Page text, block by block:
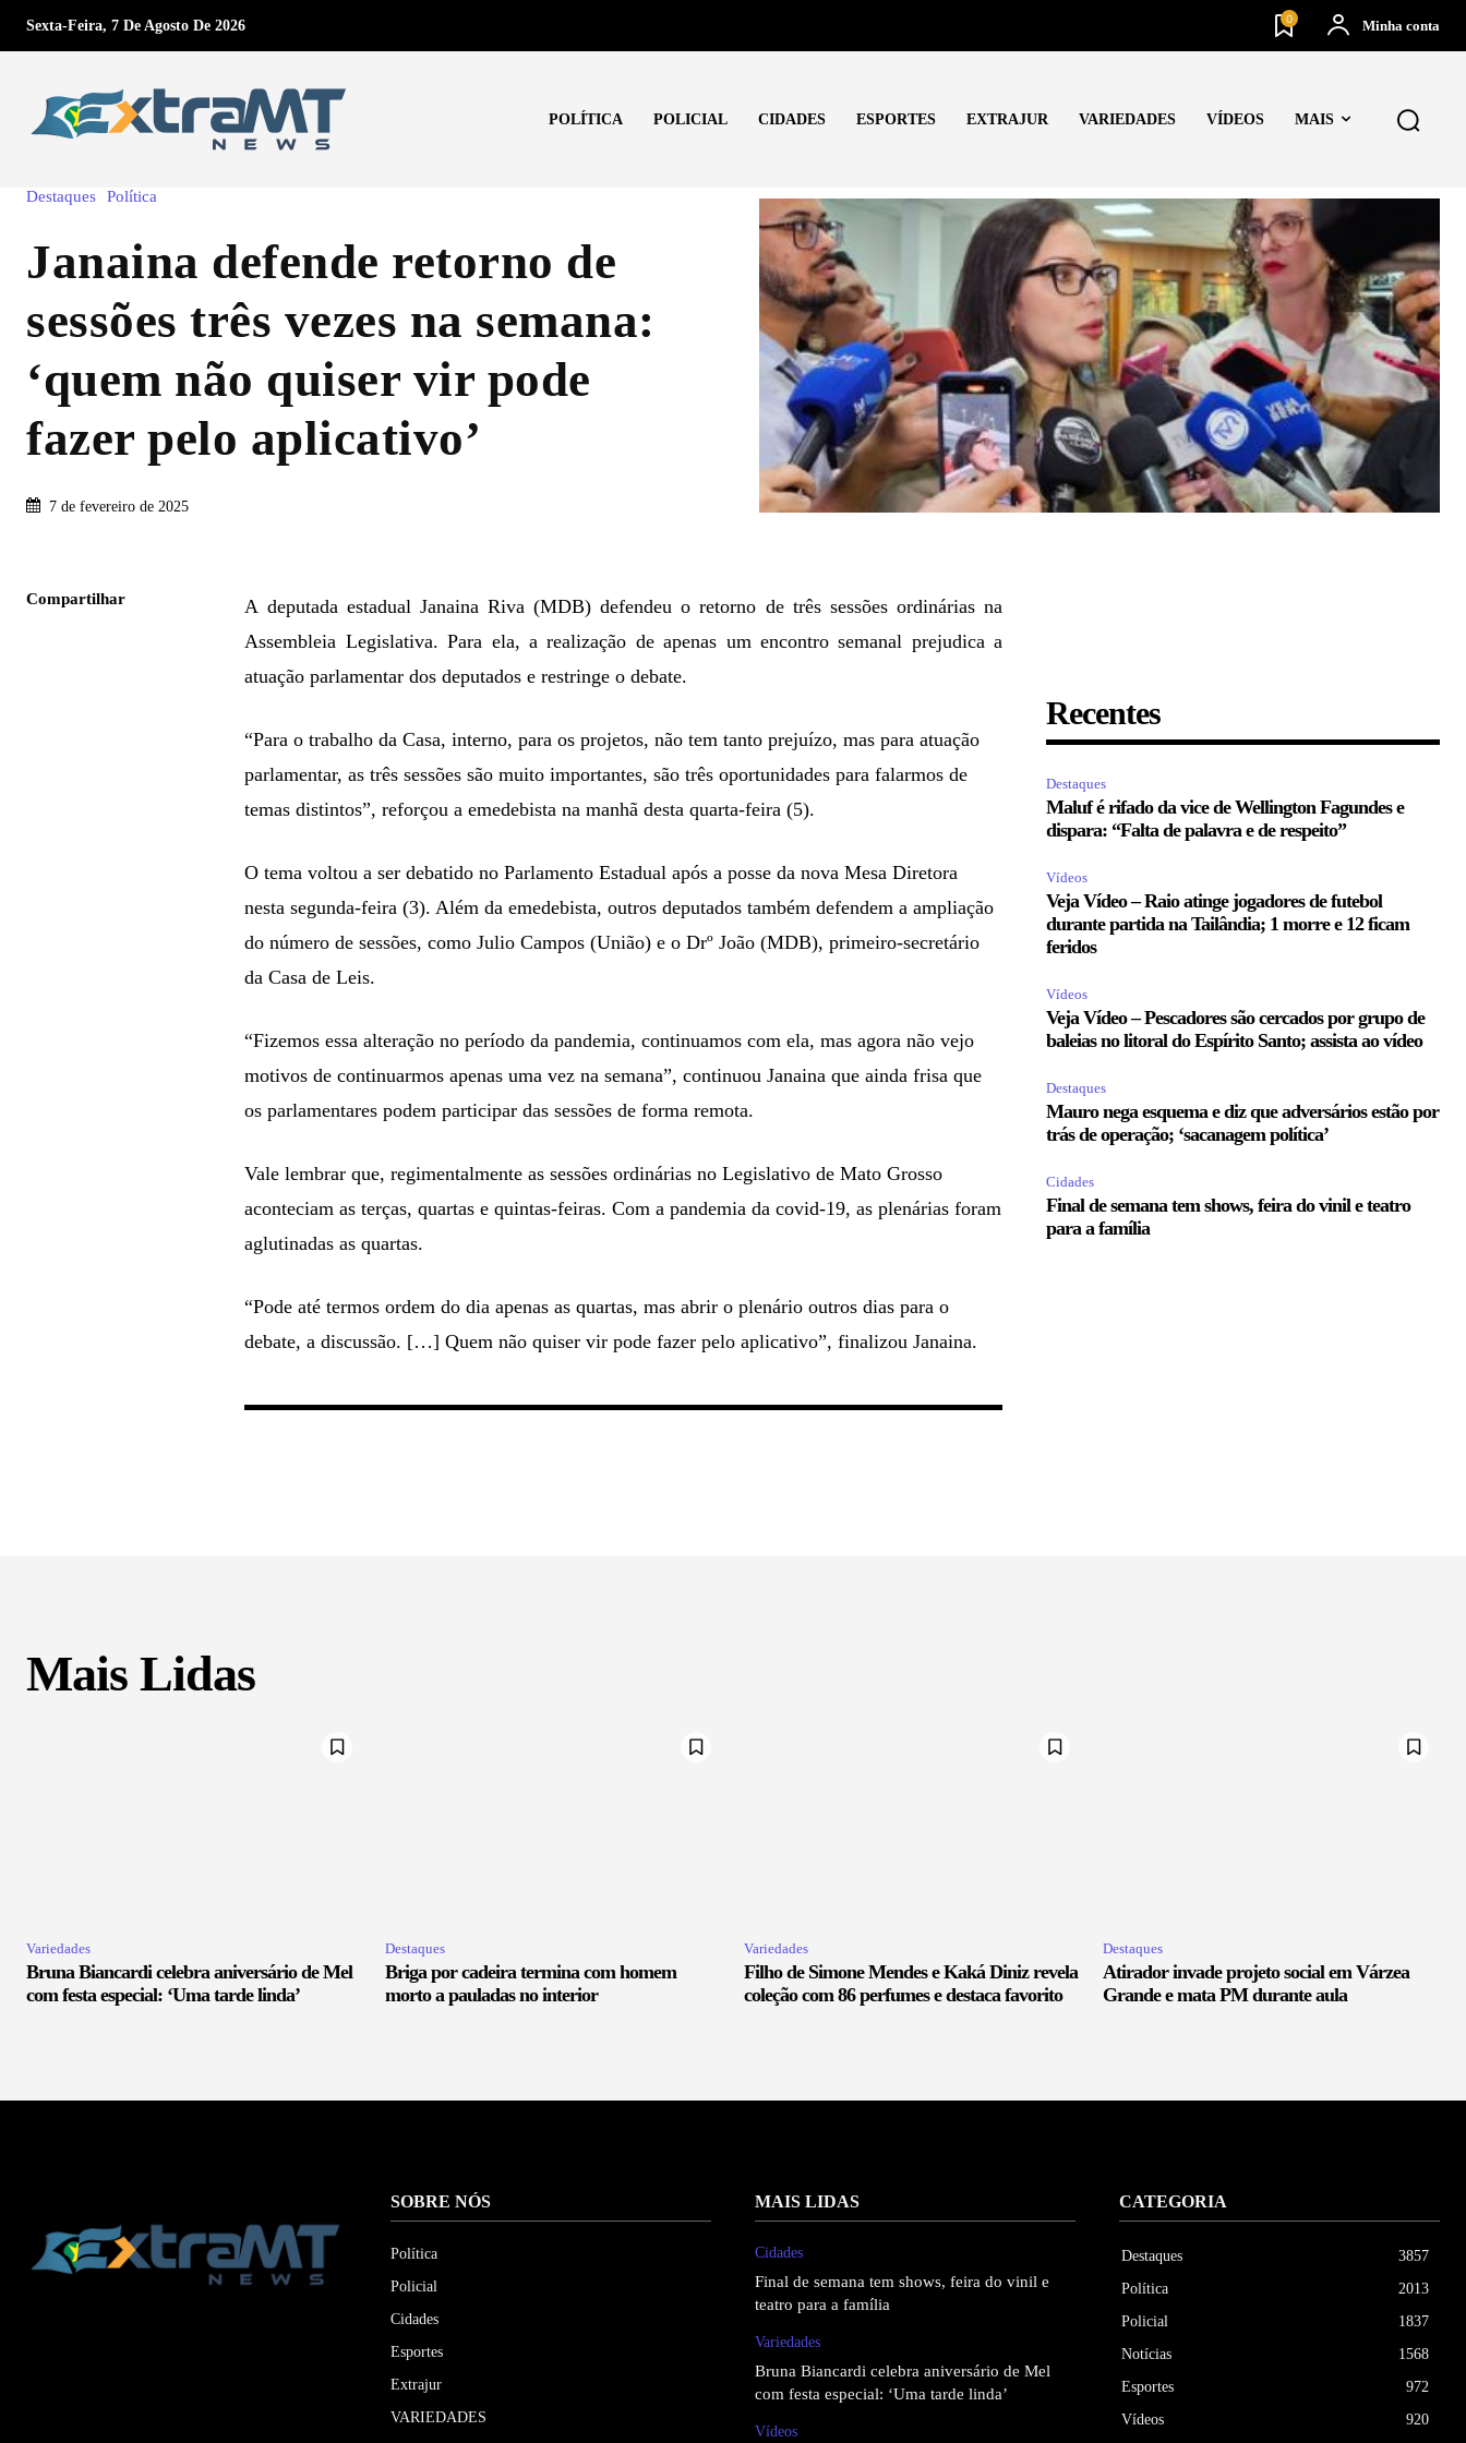
Sexta-Feira, 7 De Agosto De 2026 0 Minha conta
POLÍTICA POLICIAL CIDADES ESPORTES EXTRAJUR VARIEDADES VÍDEOS MAIS
Destaques Política
Janaina defende retorno de
sessões três vezes na semana:
‘quem não quiser vir pode
fazer pelo aplicativo’
7 de fevereiro de 2025
Compartilhar
A deputada estadual Janaina Riva (MDB) defendeu o retorno de três sessões ordinárias na
Assembleia Legislativa. Para ela, a realização de apenas um encontro semanal prejudica a
atuação parlamentar dos deputados e restringe o debate.
“Para o trabalho da Casa, interno, para os projetos, não tem tanto prejuízo, mas para atuação
parlamentar, as três sessões são muito importantes, são três oportunidades para falarmos de
temas distintos”, reforçou a emedebista na manhã desta quarta-feira (5).
O tema voltou a ser debatido no Parlamento Estadual após a posse da nova Mesa Diretora
nesta segunda-feira (3). Além da emedebista, outros deputados também defendem a ampliação
do número de sessões, como Julio Campos (União) e o Drº João (MDB), primeiro-secretário
da Casa de Leis.
“Fizemos essa alteração no período da pandemia, continuamos com ela, mas agora não vejo
motivos de continuarmos apenas uma vez na semana”, continuou Janaina que ainda frisa que
os parlamentares podem participar das sessões de forma remota.
Vale lembrar que, regimentalmente as sessões ordinárias no Legislativo de Mato Grosso
aconteciam as terças, quartas e quintas-feiras. Com a pandemia da covid-19, as plenárias foram
aglutinadas as quartas.
“Pode até termos ordem do dia apenas as quartas, mas abrir o plenário outros dias para o
debate, a discussão. […] Quem não quiser vir pode fazer pelo aplicativo”, finalizou Janaina.
Recentes
Destaques
Maluf é rifado da vice de Wellington Fagundes e
dispara: “Falta de palavra e de respeito”
Vídeos
Veja Vídeo – Raio atinge jogadores de futebol
durante partida na Tailândia; 1 morre e 12 ficam
feridos
Vídeos
Veja Vídeo – Pescadores são cercados por grupo de
baleias no litoral do Espírito Santo; assista ao vídeo
Destaques
Mauro nega esquema e diz que adversários estão por
trás de operação; ‘sacanagem política’
Cidades
Final de semana tem shows, feira do vinil e teatro
para a família
Mais Lidas
Variedades
Bruna Biancardi celebra aniversário de Mel
com festa especial: ‘Uma tarde linda’
Destaques
Briga por cadeira termina com homem
morto a pauladas no interior
Variedades
Filho de Simone Mendes e Kaká Diniz revela
coleção com 86 perfumes e destaca favorito
Destaques
Atirador invade projeto social em Várzea
Grande e mata PM durante aula
SOBRE NÓS
Política
Policial
Cidades
Esportes
Extrajur
VARIEDADES
MAIS LIDAS
Cidades
Final de semana tem shows, feira do vinil e
teatro para a família
Variedades
Bruna Biancardi celebra aniversário de Mel
com festa especial: ‘Uma tarde linda’
Vídeos
CATEGORIA
Destaques
3857
Política
2013
Policial
1837
Notícias
1568
Esportes
972
Vídeos
920